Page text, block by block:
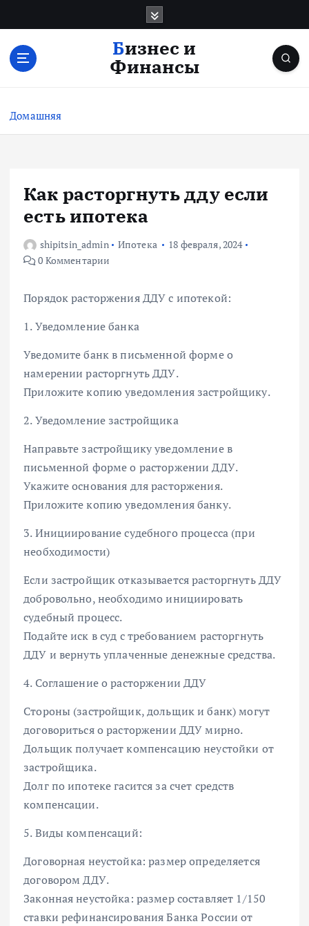
с
Бизнес и
Финансы
Домашняя
Как расторгнуть дду если
есть ипотека
shipitsin_admin Ипотека
18 февраля, 2024
0 Комментарии
Порядок расторжения ДДУ с ипотекой:
1. Уведомление банка
Уведомите банк в письменной форме о
намерении расторгнуть ДДУ.
Приложите копию уведомления застройщику.
2. Уведомление застройщика
Направьте застройщику уведомление в
письменной форме о расторжении ДДУ.
Укажите основания для расторжения.
Приложите копию уведомления банку.
3. Инициирование судебного процесса (при
необходимости)
Если застройщик отказывается расторгнуть ДДУ
добровольно, необходимо инициировать
судебный процесс.
Подайте иск в суд с требованием расторгнуть
ДДУ и вернуть уплаченные денежные средства.
4. Соглашение о расторжении ДДУ
Стороны (застройщик, дольщик и банк) могут
договориться о расторжении ДДУ мирно.
Дольщик получает компенсацию неустойки от
застройщика.
Долг по ипотеке гасится за счет средств
компенсации.
5. Виды компенсаций:
Договорная неустойка: размер определяется
договором ДДУ.
Законная неустойка: размер составляет 1/150
ставки рефинансирования Банка России от